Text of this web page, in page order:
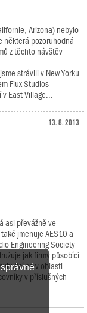
Arizona) nebylo
některá pozoruhodná
z těchto návštěv
strávili v New Yorku
Flux Studios
East Village...
13. 8. 2013
asi převážně ve
jmenuje AES10 a
Engineering Society
jak firmy působící
se v oblasti
v příslušných